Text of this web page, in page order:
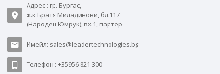
Адрес : гр. Бургас,
ж.к Братя Миладинови, бл.117
(Народен Юмрук), вх.1, партер
Имейл: sales@leadertechnologies.bg
Телефон : +35956 821 300